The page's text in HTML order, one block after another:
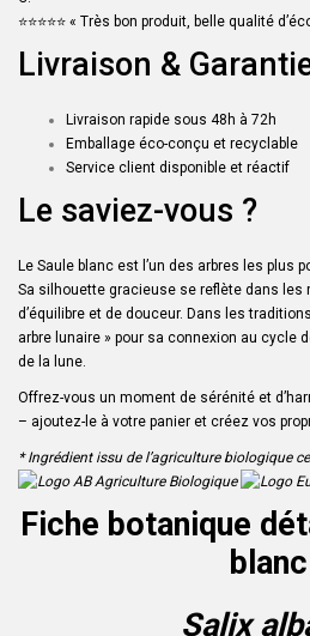
⭐️⭐️⭐️⭐️⭐️ « Très bon produit, belle qualité
Livraison &
Livraison rapide sous 48h à 72h
Emballage éco-conçu et recyclable
Service client disponible et réactif
Le saviez-vous ?
Le Saule blanc est l’un des arbres les plus
Sa silhouette gracieuse se reflète dans les
d’équilibre et de douceur. Dans les
arbre lunaire » pour sa connexion au cycle
de la lune.
Offrez-vous un moment de sérénité et
– ajoutez-le à votre panier et créez vos
* Ingrédient issu de l’agriculture biologique
Fiche botanique
blanc
Salix